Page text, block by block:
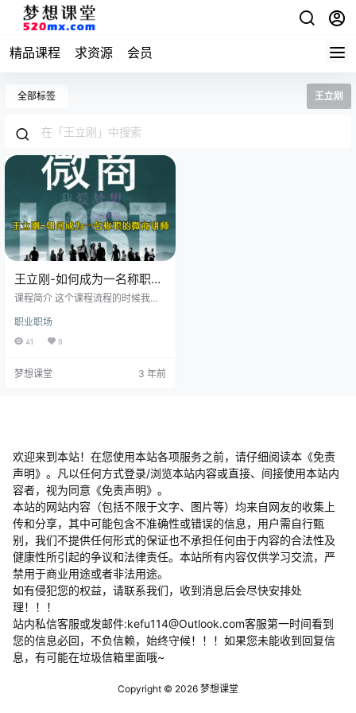
精品课程 求资源 会员
全部标签 王立刚
王立刚-如何成为一名称职的
微商讲师
课程简介 这个课程流程的时候我给
课程价值，然后再逐一讲一下那我
们的课题到底讲什么课题到底怎么
要成为专家就像我们今天生病了，
师，在微信上进行讲课我随便讲
讲，那我拿…
职业职场
41 0
梦想课堂 3 年前
欢迎来到本站！在您使用本站各项服务之前，请仔细阅读本《免责
声明》。凡以任何方式登录/浏览本站内容或直接、间接使用本站内
容者，视为同意《免责声明》。
本站的网站内容（包括不限于文字、图片等）均来自网友的收集上
传和分享，其中可能包含不准确性或错误的信息，用户需自行甄
别，我们不提供任何形式的保证也不承担任何由于内容的合法性及
健康性所引起的争议和法律责任。本站所有内容仅供学习交流，严
禁用于商业用途或者非法用途。
​如有侵犯您的权益，请联系我们，收到消息后会尽快安排处
理！！！
站内私信客服或发邮件:kefu114@Outlook.com客服第一时间看到
您的信息必回，不负信赖，始终守候！！！如果您未能收到回复信
息，有可能在垃圾信箱里面哦~
Copyright © 2026 梦想课堂